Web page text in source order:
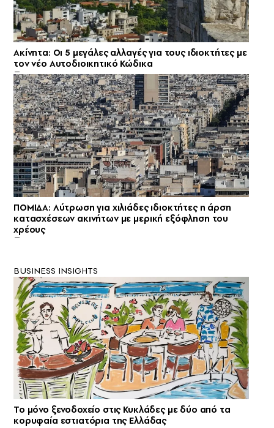
Ακίνητα: Οι 5 μεγάλες αλλαγές για τους ιδιοκτήτες με
τον νέο Αυτοδιοικητικό Κώδικα
ΠΟΜΙΔΑ: Λύτρωση για χιλιάδες ιδιοκτήτες η άρση
κατασχέσεων ακινήτων με μερική εξόφληση του
χρέους
BUSINESS INSIGHTS
Το μόνο ξενοδοχείο στις Κυκλάδες με δύο από τα
κορυφαία εστιατόρια της Ελλάδας